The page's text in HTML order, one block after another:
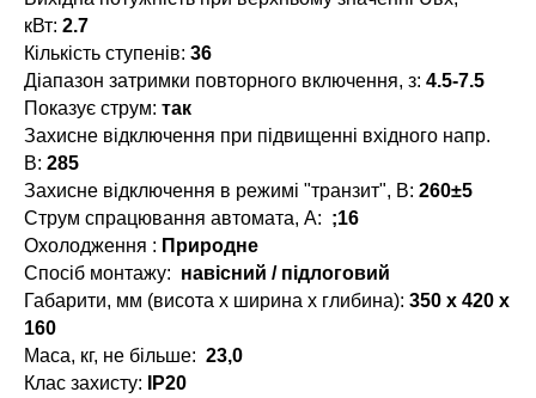
кВт: 2.7
Кількість ступенів: 36
Діапазон затримки повторного включення, з: 4.5-7.5
Показує струм: так
Захисне відключення при підвищенні вхідного напр.
В: 285
Захисне відключення в режимі "транзит", В: 260±5
Струм спрацювання автомата, А: ;16
Охолодження : Природне
Спосіб монтажу: навісний / підлоговий
Габарити, мм (висота x ширина x глибина): 350 х 420 х
160
Маса, кг, не більше: 23,0
Клас захисту: IP20